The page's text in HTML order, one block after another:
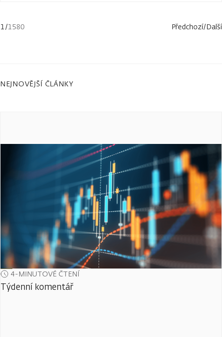
1/1580 Předchozí/Další
NEJNOVĚJŠÍ ČLÁNKY
4-MINUTOVÉ ČTENÍ
Týdenní komentář